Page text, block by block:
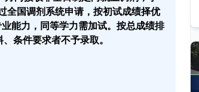
全国调剂系统申请，按初试成绩择优
能力，同等学力需加试。按总成绩排
条件要求者不予录取。